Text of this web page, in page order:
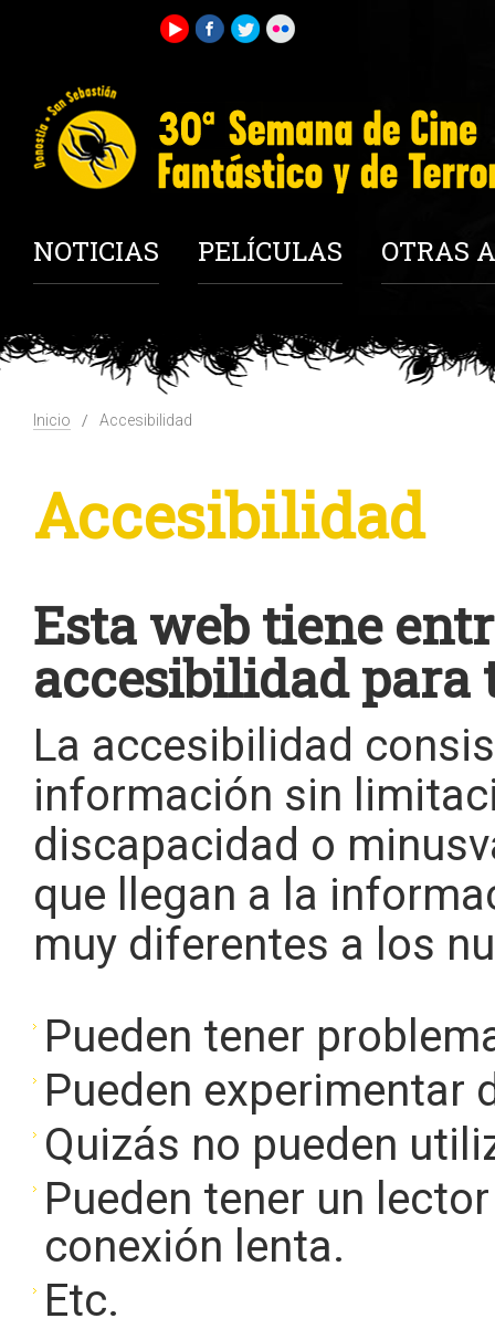
NOTICIAS PELÍCULAS OTRAS
Inicio Accesibilidad
Accesibilidad
Esta web tiene
accesibilidad para
La accesibilidad
información sin
discapacidad o
que llegan a la
muy diferentes a los
Pueden tener
Pueden experimentar
Quizás no pueden
Pueden tener un
conexión lenta.
Etc.